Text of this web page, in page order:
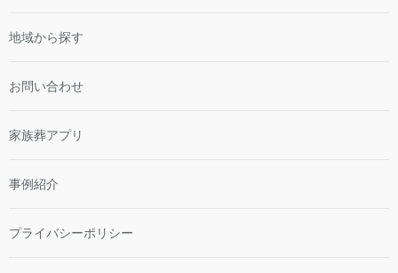
地域から探す
お問い合わせ
家族葬アプリ
事例紹介
プライバシーポリシー